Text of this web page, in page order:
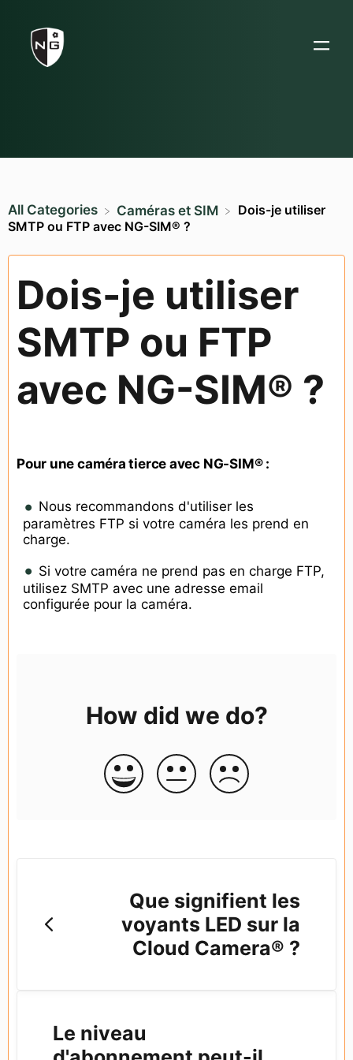
All Categories ​Caméras et SIM
Dois-je utiliser
SMTP ou FTP avec NG-SIM® ?
Dois-je utiliser
SMTP ou FTP
avec NG-SIM® ?
Pour une caméra tierce avec NG-SIM® :
Nous recommandons d'utiliser les
paramètres FTP si votre caméra les prend en
charge.
Si votre caméra ne prend pas en charge FTP,
utilisez SMTP avec une adresse email
configurée pour la caméra.
How did we do?
Que signifient les
voyants LED sur la
Cloud Camera® ?
Le niveau